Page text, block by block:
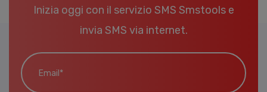
Inizia oggi con il servizio SMS Smstools e
invia SMS via internet.
Email*